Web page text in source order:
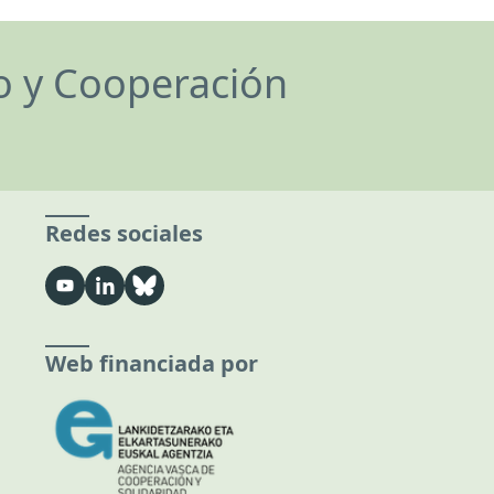
y Cooperación
Redes sociales
Web financiada por